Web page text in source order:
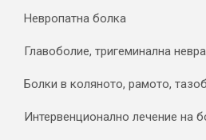
Невропатна болка
Главоболие, тригеминална
Болки в коляното, рамото,
Интервенционално лечение на